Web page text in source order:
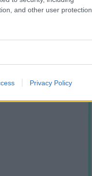
and other user protection.
Privacy Policy